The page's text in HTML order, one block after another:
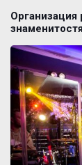
Организация